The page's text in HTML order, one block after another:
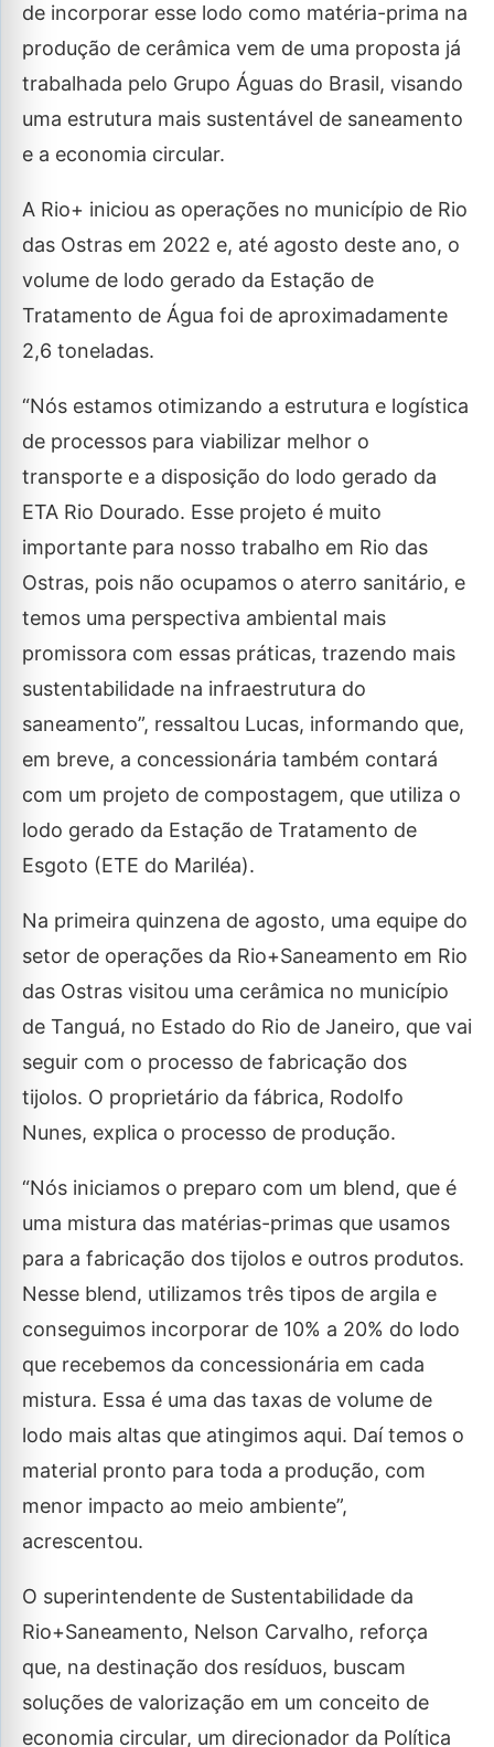
de incorporar esse lodo como matéria-prima na
produção de cerâmica vem de uma proposta já
trabalhada pelo Grupo Águas do Brasil, visando
uma estrutura mais sustentável de saneamento
e a economia circular.
A Rio+ iniciou as operações no município de Rio
das Ostras em 2022 e, até agosto deste ano, o
volume de lodo gerado da Estação de
Tratamento de Água foi de aproximadamente
2,6 toneladas.
“Nós estamos otimizando a estrutura e logística
de processos para viabilizar melhor o
transporte e a disposição do lodo gerado da
ETA Rio Dourado. Esse projeto é muito
importante para nosso trabalho em Rio das
Ostras, pois não ocupamos o aterro sanitário, e
temos uma perspectiva ambiental mais
promissora com essas práticas, trazendo mais
sustentabilidade na infraestrutura do
saneamento”, ressaltou Lucas, informando que,
em breve, a concessionária também contará
com um projeto de compostagem, que utiliza o
lodo gerado da Estação de Tratamento de
Esgoto (ETE do Mariléa).
Na primeira quinzena de agosto, uma equipe do
setor de operações da Rio+Saneamento em Rio
das Ostras visitou uma cerâmica no município
de Tanguá, no Estado do Rio de Janeiro, que vai
seguir com o processo de fabricação dos
tijolos. O proprietário da fábrica, Rodolfo
Nunes, explica o processo de produção.
“Nós iniciamos o preparo com um blend, que é
uma mistura das matérias-primas que usamos
para a fabricação dos tijolos e outros produtos.
Nesse blend, utilizamos três tipos de argila e
conseguimos incorporar de 10% a 20% do lodo
que recebemos da concessionária em cada
mistura. Essa é uma das taxas de volume de
lodo mais altas que atingimos aqui. Daí temos o
material pronto para toda a produção, com
menor impacto ao meio ambiente”,
acrescentou.
O superintendente de Sustentabilidade da
Rio+Saneamento, Nelson Carvalho, reforça
que, na destinação dos resíduos, buscam
soluções de valorização em um conceito de
economia circular, um direcionador da Política